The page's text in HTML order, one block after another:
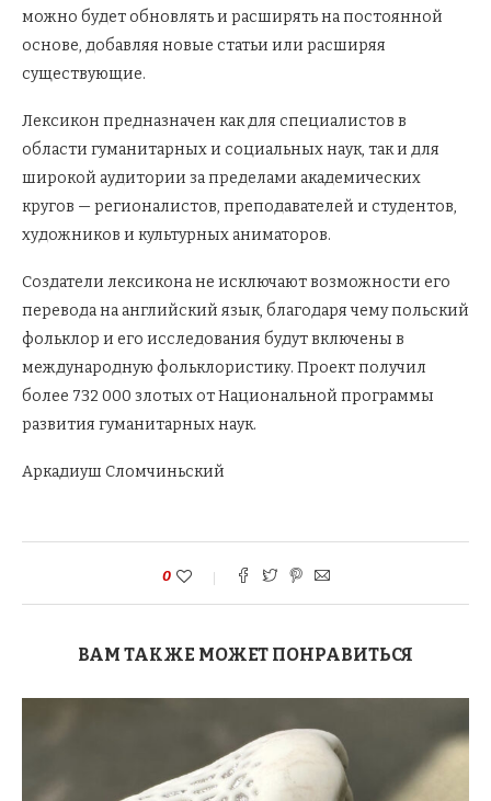
можно будет обновлять и расширять на постоянной
основе, добавляя новые статьи или расширяя
существующие.
Лексикон предназначен как для специалистов в
области гуманитарных и социальных наук, так и для
широкой аудитории за пределами академических
кругов — регионалистов, преподавателей и студентов,
художников и культурных аниматоров.
Создатели лексикона не исключают возможности его
перевода на английский язык, благодаря чему польский
фольклор и его исследования будут включены в
международную фольклористику. Проект получил
более 732 000 злотых от Национальной программы
развития гуманитарных наук.
Аркадиуш Сломчиньский
0
ВАМ ТАКЖЕ МОЖЕТ ПОНРАВИТЬСЯ